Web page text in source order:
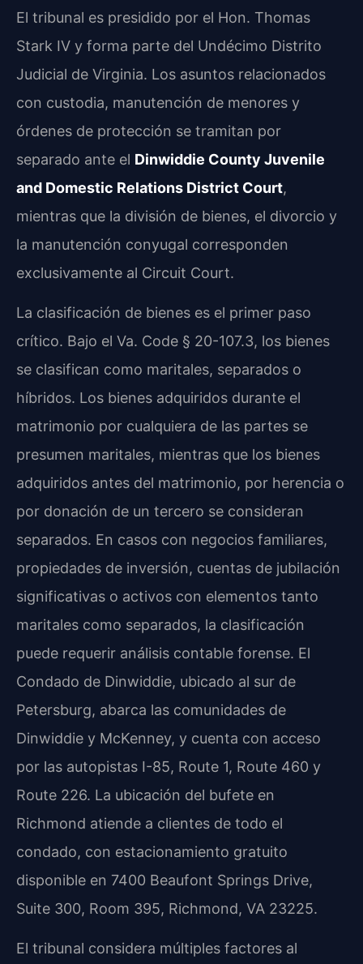
El tribunal es presidido por el Hon. Thomas
Stark IV y forma parte del Undécimo Distrito
Judicial de Virginia. Los asuntos relacionados
con custodia, manutención de menores y
órdenes de protección se tramitan por
separado ante el Dinwiddie County Juvenile
and Domestic Relations District Court,
mientras que la división de bienes, el divorcio y
la manutención conyugal corresponden
exclusivamente al Circuit Court.
La clasificación de bienes es el primer paso
crítico. Bajo el Va. Code § 20-107.3, los bienes
se clasifican como maritales, separados o
híbridos. Los bienes adquiridos durante el
matrimonio por cualquiera de las partes se
presumen maritales, mientras que los bienes
adquiridos antes del matrimonio, por herencia o
por donación de un tercero se consideran
separados. En casos con negocios familiares,
propiedades de inversión, cuentas de jubilación
significativas o activos con elementos tanto
maritales como separados, la clasificación
puede requerir análisis contable forense. El
Condado de Dinwiddie, ubicado al sur de
Petersburg, abarca las comunidades de
Dinwiddie y McKenney, y cuenta con acceso
por las autopistas I-85, Route 1, Route 460 y
Route 226. La ubicación del bufete en
Richmond atiende a clientes de todo el
condado, con estacionamiento gratuito
disponible en 7400 Beaufont Springs Drive,
Suite 300, Room 395, Richmond, VA 23225.
El tribunal considera múltiples factores al